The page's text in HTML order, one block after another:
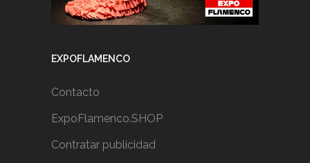
EXPOFLAMENCO
Contacto
ExpoFlamenco.SHOP
Contratar publicidad